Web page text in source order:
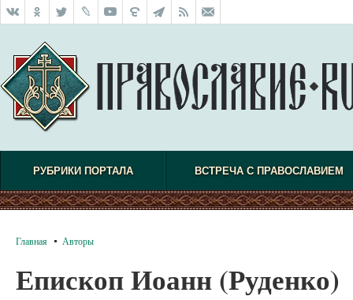
РУБРИКИ ПОРТАЛА ВСТРЕЧА С ПРАВОСЛАВИЕМ
Главная Авторы
Епископ Иоанн (Руденко)